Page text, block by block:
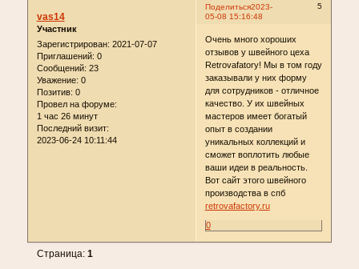
Поделиться 5
2023-
05-08 15:16:48
vas14
Участник
Зарегистрирован: 2021-07-07
Приглашений: 0
Сообщений: 23
Уважение: 0
Позитив: 0
Провел на форуме:
1 час 26 минут
Последний визит:
2023-06-24 10:11:44
Очень много хороших
отзывов у швейного цеха
Retrovafatory! Мы в том году
заказывали у них форму
для сотрудников - отличное
качество. У их швейных
мастеров имеет богатый
опыт в создании
уникальных коллекций и
сможет воплотить любые
ваши идеи в реальность.
Вот сайт этого швейного
производства в спб
retrovafactory.ru
0
Страница: 1